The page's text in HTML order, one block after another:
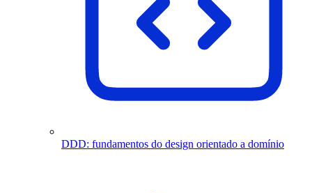
DDD: fundamentos do design orientado a domínio